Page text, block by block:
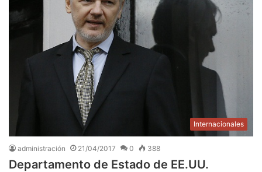
Internacionales
administración 21/04/2017 0 388
Departamento de Estado de EE.UU.